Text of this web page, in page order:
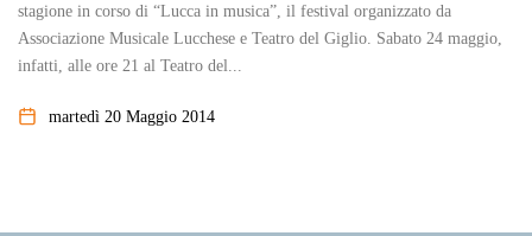
stagione in corso di “Lucca in musica”, il festival organizzato da
Associazione Musicale Lucchese e Teatro del Giglio. Sabato 24 maggio,
infatti, alle ore 21 al Teatro del...
martedì 20 Maggio 2014